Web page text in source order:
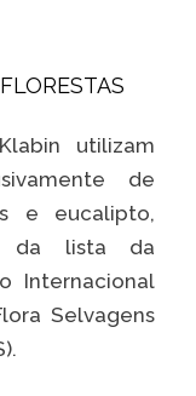
utilizam
de
e eucalipto,
da lista da
Internacional
Selvagens